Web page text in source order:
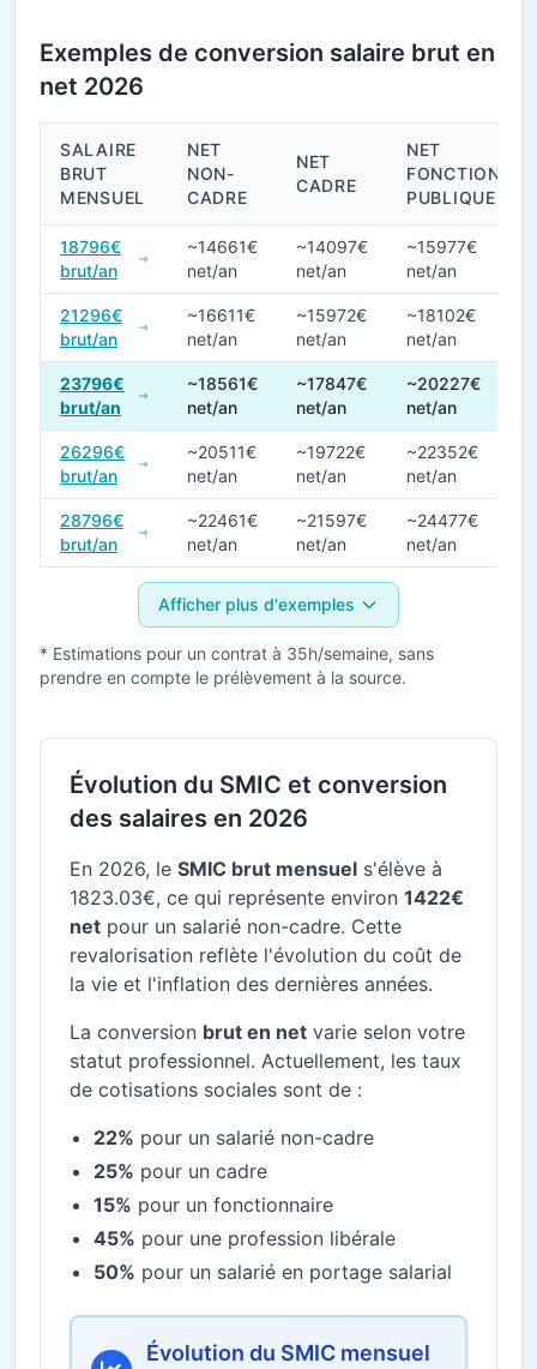
Exemples de conversion salaire brut en
net 2026
Conversions de salaire brut en net en 2026
SALAIRE
BRUT
MENSUEL
NET
NON-
CADRE
NET
CADRE
NET
FONCTION
PUBLIQUE
18796€
brut/an
~14661€
net/an
~14097€
net/an
~15977€
net/an
21296€
brut/an
~16611€
net/an
~15972€
net/an
~18102€
net/an
23796€
brut/an
~18561€
net/an
~17847€
net/an
~20227€
net/an
26296€
brut/an
~20511€
net/an
~19722€
net/an
~22352€
net/an
28796€
brut/an
~22461€
net/an
~21597€
net/an
~24477€
net/an
Afficher plus d'exemples
* Estimations pour un contrat à 35h/semaine, sans
prendre en compte le prélèvement à la source.
Évolution du SMIC et conversion
des salaires en 2026
En 2026, le SMIC brut mensuel s'élève à
1823.03€, ce qui représente environ 1422€
net pour un salarié non-cadre. Cette
revalorisation reflète l'évolution du coût de
la vie et l'inflation des dernières années.
La conversion brut en net varie selon votre
statut professionnel. Actuellement, les taux
de cotisations sociales sont de :
22% pour un salarié non-cadre
25% pour un cadre
15% pour un fonctionnaire
45% pour une profession libérale
50% pour un salarié en portage salarial
Évolution du SMIC mensuel